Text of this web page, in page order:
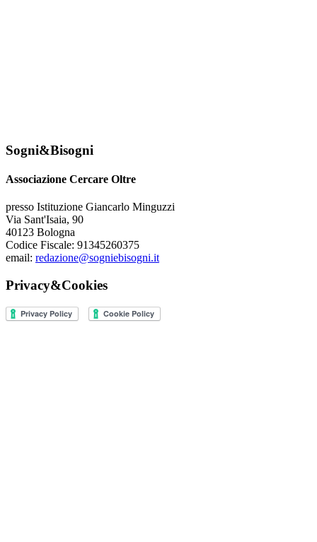
Sogni&Bisogni
Associazione Cercare Oltre
presso Istituzione Giancarlo Minguzzi
Via Sant'Isaia, 90
40123 Bologna
Codice Fiscale: 91345260375
email: redazione@sogniebisogni.it
Privacy&Cookies